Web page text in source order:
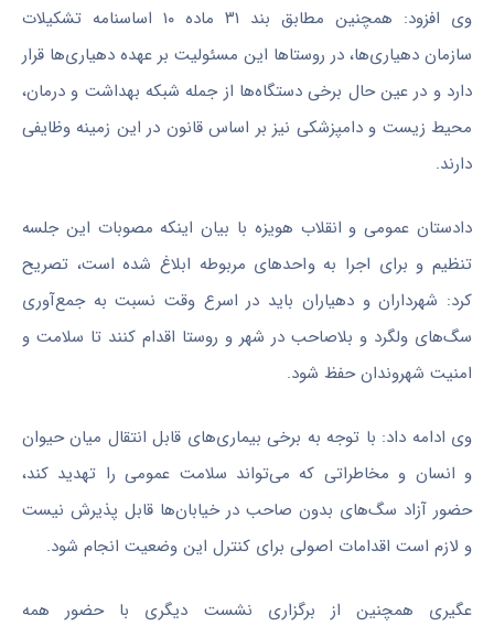
وی افزود: همچنین مطابق بند ۳۱ ماده ۱۰ اساسنامه تشکیلات
سازمان دهیاری‌ها، در روستاها این مسئولیت بر عهده دهیاری‌ها قرار
دارد و در عین حال برخی دستگاه‌ها از جمله شبکه بهداشت و درمان،
محیط زیست و دامپزشکی نیز بر اساس قانون در این زمینه وظایفی
دارند.
دادستان عمومی و انقلاب هویزه با بیان اینکه مصوبات این جلسه
تنظیم و برای اجرا به واحدهای مربوطه ابلاغ شده است، تصریح
کرد: شهرداران و دهیاران باید در اسرع وقت نسبت به جمع‌آوری
سگ‌های ولگرد و بلاصاحب در شهر و روستا اقدام کنند تا سلامت و
امنیت شهروندان حفظ شود.
وی ادامه داد: با توجه به برخی بیماری‌های قابل انتقال میان حیوان
و انسان و مخاطراتی که می‌تواند سلامت عمومی را تهدید کند،
حضور آزاد سگ‌های بدون صاحب در خیابان‌ها قابل پذیرش نیست
و لازم است اقدامات اصولی برای کنترل این وضعیت انجام شود.
عگیری همچنین از برگزاری نشست دیگری با حضور همه